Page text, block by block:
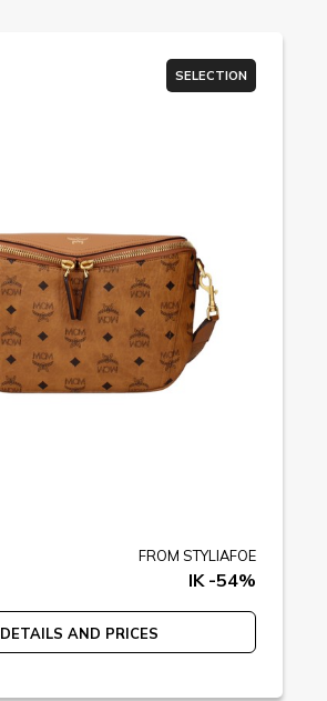
SELECTION
FROM STYLIAFOE
IK -54%
DETAILS AND PRICES